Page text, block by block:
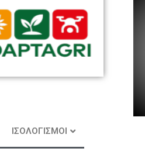
ΙΣΟΛΟΓΙΣΜΟΙ